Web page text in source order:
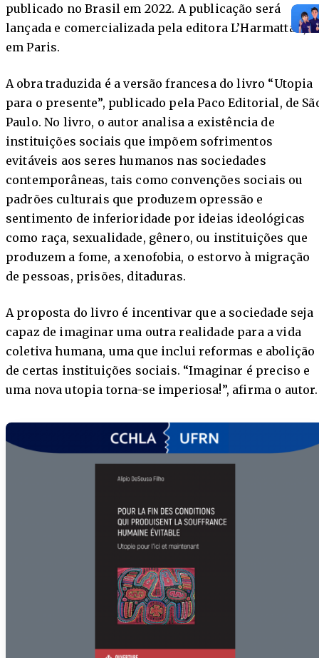
publicado no Brasil em 2022. A publicação será
lançada e comercializada pela editora L’Harmattan,
em Paris.
A obra traduzida é a versão francesa do livro “Utopia
para o presente”, publicado pela Paco Editorial, de
Paulo. No livro, o autor analisa a existência de
instituições sociais que impõem sofrimentos
evitáveis aos seres humanos nas sociedades
contemporâneas, tais como convenções sociais ou
padrões culturais que produzem opressão e
sentimento de inferioridade por ideias ideológicas
como raça, sexualidade, gênero, ou instituições que
produzem a fome, a xenofobia, o estorvo à migração
de pessoas, prisões, ditaduras.
A proposta do livro é incentivar que a sociedade seja
capaz de imaginar uma outra realidade para a vida
coletiva humana, uma que inclui reformas e abolição
de certas instituições sociais. “Imaginar é preciso e
uma nova utopia torna-se imperiosa!”, afirma o autor.